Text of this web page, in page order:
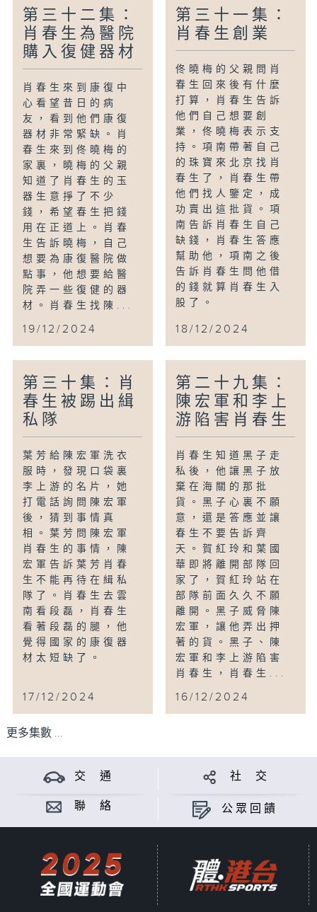
第三十二集：
肖春生為醫院
購入復健器材
肖春生來到康復中
心看望昔日的病
友，看到他們康復
器材非常緊缺。肖
春生來到佟曉梅的
家裏，曉梅的父親
知道了肖春生的玉
器生意掙了不少
錢，希望春生把錢
用在正道上。肖春
生告訴曉梅，自己
想要為康復醫院做
點事，他想要給醫
院弄一些復健的器
材。肖春生找陳...
19/12/2024
第三十一集：
肖春生創業
佟曉梅的父親問肖
春生回來後有什麼
打算，肖春生告訴
他們自己想要創
業，佟曉梅表示支
持。項南帶著自己
的珠寶來北京找肖
春生了，肖春生帶
他們找人鑒定，成
功賣出這批貨。項
南告訴肖春生自己
缺錢，肖春生答應
幫助他，項南之後
告訴肖春生問他借
的錢就算肖春生入
股了。
18/12/2024
第三十集：肖
春生被踢出緝
私隊
葉芳給陳宏軍洗衣
服時，發現口袋裏
李上游的名片，她
打電話詢問陳宏軍
後，猜到事情真
相。葉芳問陳宏軍
肖春生的事情，陳
宏軍告訴葉芳肖春
生不能再待在緝私
隊了。肖春生去雲
南看段磊，肖春生
看著段磊的腿，他
覺得國家的康復器
材太短缺了。
17/12/2024
第二十九集：
陳宏軍和李上
游陷害肖春生
肖春生知道黑子走
私後，他讓黑子放
棄在海關的那批
貨。黑子心裏不願
意，還是答應並讓
春生不要告訴齊
天。賀紅玲和葉國
華即將離開部隊回
家了，賀紅玲站在
部隊前面久久不願
離開。黑子威脅陳
宏軍，讓他弄出押
著的貨。黑子、陳
宏軍和李上游陷害
肖春生，肖春生...
16/12/2024
更多集數 ...
交 通 社 交
聯 絡 公眾回饋